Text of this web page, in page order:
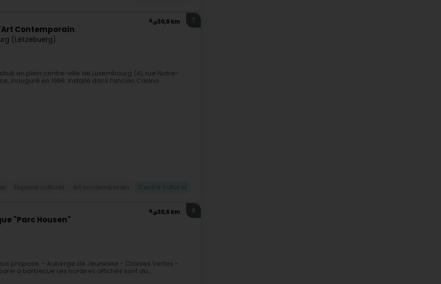
30,9 km
Contemporain
(Lëtzebuerg)
7
en plein centre-ville de Luxembourg (41, rue Notre-
inauguré en 1996. Installé dans l’ancien Casino
30,6 km
"Parc Housen"
8
propose: - Auberge de Jeunesse - Classes Vertes -
à barbecue Les horaires affichés sont du...